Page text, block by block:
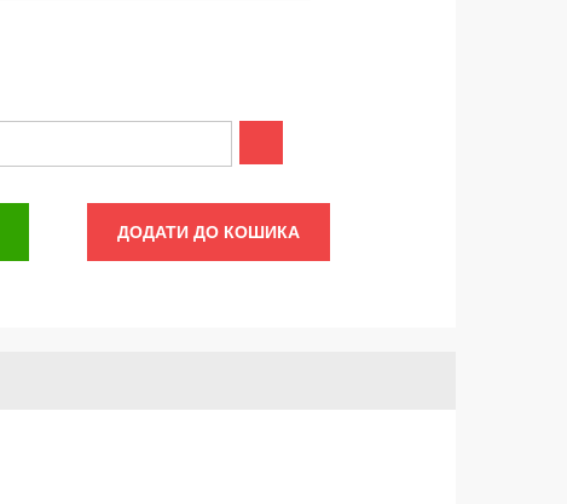
ДОДАТИ ДО КОШИКА